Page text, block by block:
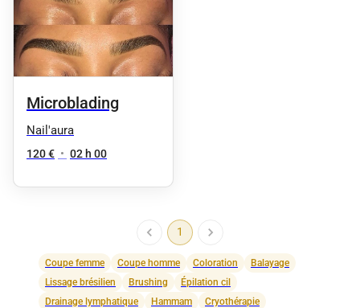
Microblading
Nail'aura
120 € • 02 h 00
1
Coupe femme Coupe homme Coloration
Balayage
Lissage brésilien
Brushing
Épilation cil
Drainage lymphatique
Hammam
Cryothérapie